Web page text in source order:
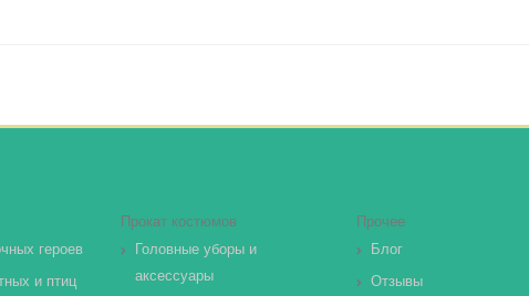
героев
и птиц
Прокат костюмов
Головные уборы и
аксессуары
Прочее
Блог
Отзывы